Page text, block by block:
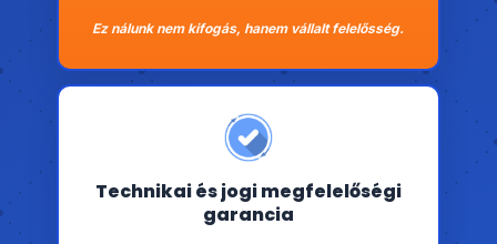
Ez nálunk nem kifogás, hanem vállalt felelősség.
Technikai és jogi megfelelőségi
garancia